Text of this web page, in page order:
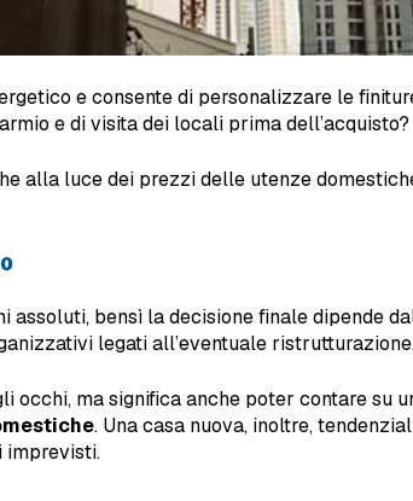
e consente di personalizzare le
e di visita dei locali prima dell’acquisto?
alla luce dei prezzi delle utenze
bensì la decisione finale dipende
legati all’eventuale
occhi, ma significa anche poter contare su
. Una casa nuova, inoltre,
imprevisti.